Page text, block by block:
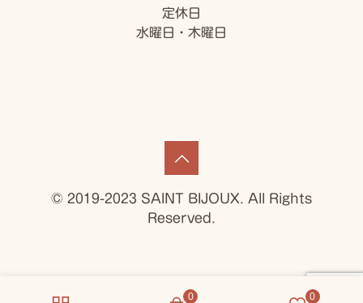
定休日
水曜日・木曜日
© 2019-2023 SAINT BIJOUX. All Rights
Reserved.
0 0